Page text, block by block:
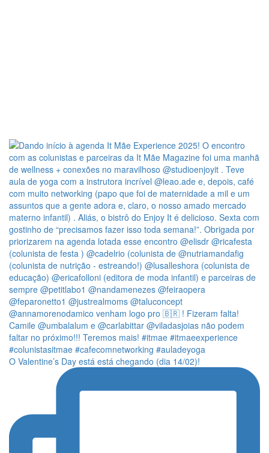
O Valentine’s Day está está chegando (dia 14/02)!